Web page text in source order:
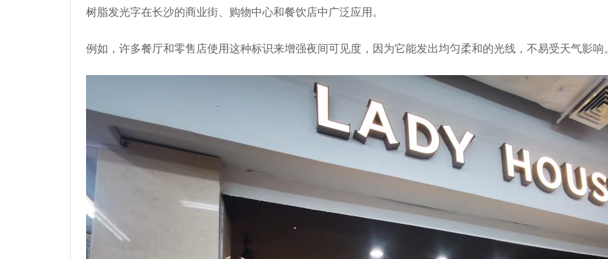
树脂发光字在长沙的商业街、购物中心和餐饮店中广泛应用。
例如，许多餐厅和零售店使用这种标识来增强夜间可见度，因为它能发出均匀柔和的光线，不易受天气影响。